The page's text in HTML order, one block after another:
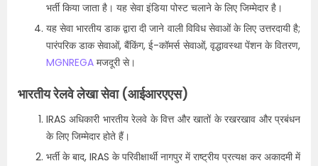
भर्ती किया जाता है। यह सेवा इंडिया पोस्ट चलाने के लिए जिम्मेदार है।
यह सेवा भारतीय डाक द्वारा दी जाने वाली विविध सेवाओं के लिए उत्तरदायी है;
पारंपरिक डाक सेवाओं, बैंकिंग, ई-कॉमर्स सेवाओं, वृद्धावस्था पेंशन के वितरण,
MGNREGA मजदूरी से।
भारतीय रेलवे लेखा सेवा (आईआरएएस)
IRAS अधिकारी भारतीय रेलवे के वित्त और खातों के रखरखाव और प्रबंधन
के लिए जिम्मेदार होते हैं।
भर्ती के बाद, IRAS के परिवीक्षार्थी नागपुर में राष्ट्रीय प्रत्यक्ष कर अकादमी में